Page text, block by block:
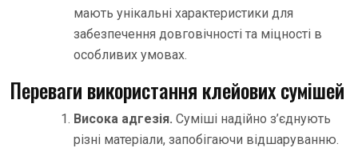
мають унікальні характеристики для
забезпечення довговічності та міцності в
особливих умовах.
Переваги використання клейових сумішей
Висока адгезія. Суміші надійно з’єднують
різні матеріали, запобігаючи відшаруванню.